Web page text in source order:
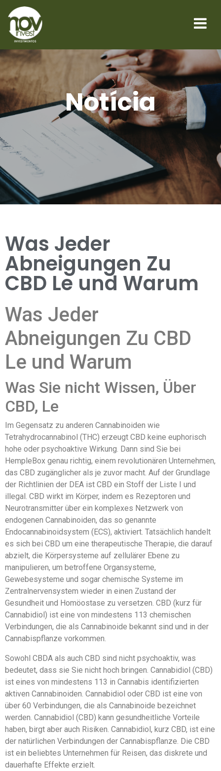
Notícia
Was Jeder
Abneigungen Zu
CBD Le und Warum
Was Jeder
Abneigungen Zu CBD
Le und Warum
Was Sie nicht Wissen, Über
CBD, Le
Im Gegensatz zu anderen Cannabinoiden wie
Tetrahydrocannabinol (THC) erzeugt CBD keine euphorisch
hohe oder psychoaktive Wirkung. Dann sind Sie bei
HempleBox genau richtig, einem revolutionären Unternehmen,
das CBD zugänglicher als je zuvor macht. Auf der Grundlage
der Richtlinien der DEA ist CBD ein Stoff der Liste I und
illegal. CBD wirkt im Körper, indem es Rezeptoren und
Neurotransmitter über ein komplexes Netzwerk von
endogenen Cannabinoiden, das so genannte
Endocannabinoidsystem (ECS), aktiviert. Tatsächlich handelt
es sich bei CBD um eine therapeutische Therapie, die darauf
abzielt, die Körpersysteme auf zellulärer Ebene zu
manipulieren, um betroffene Organsysteme,
Gewebesysteme und sogar chemische Systeme im
Zentralnervensystem wieder in einen Zustand der
Gesundheit und Homöostase zu versetzen. CBD (kurz für
Cannabidiol) ist eine von mindestens 113 chemischen
Verbindungen, die als Cannabinoide bekannt sind und in der
Cannabispflanze vorkommen.
Sowohl CBDA als auch CBD sind nicht psychoaktiv, was
bedeutet, dass sie Sie nicht hoch bringen. Cannabidiol (CBD)
ist eines von mindestens 113 in Cannabis identifizierten
aktiven Cannabinoiden. Cannabidiol oder CBD ist eine von
über 60 Verbindungen, die als Cannabinoide bezeichnet
werden. Cannabidiol (CBD) kann gesundheitliche Vorteile
haben, birgt aber auch Risiken. Cannabidiol, kurz CBD, ist eine
der natürlichen Verbindungen der Cannabispflanze. Die CBD
ist ein beliebtes Unternehmen für Reisen, das diskrete und
dauerhafte Effekte erzielt.